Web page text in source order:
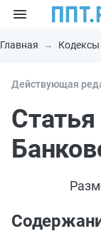
Главная Кодексы
Действующая